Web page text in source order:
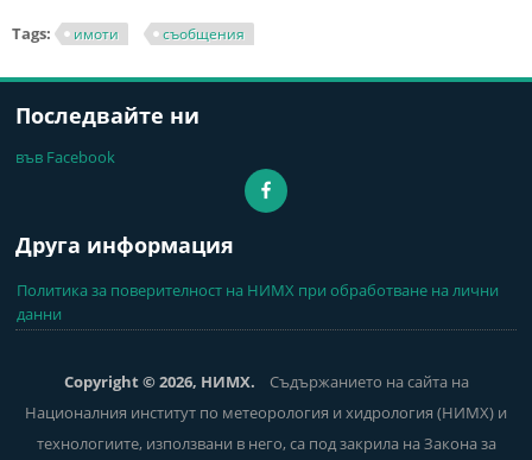
Tags: имоти съобщения
Последвайте ни
във Facebook
Друга информация
Политика за поверителност на НИМХ при обработване на лични
данни
Copyright © 2026, НИМХ. Съдържанието на сайта на
Националния институт по метеорология и хидрология (НИМХ) и
технологиите, използвани в него, са под закрила на Закона за